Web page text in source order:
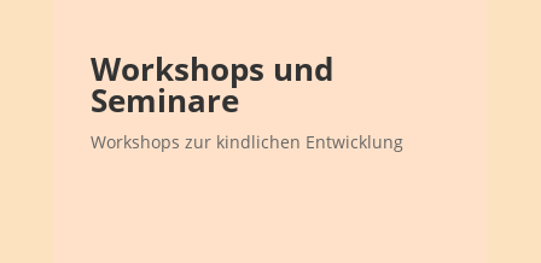
Workshops und
Seminare
Workshops zur kindlichen Entwicklung